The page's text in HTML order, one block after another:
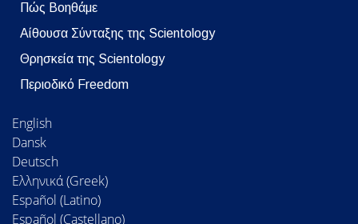
Πώς Βοηθάμε
Αίθουσα Σύνταξης της Scientology
Θρησκεία της Scientology
Περιοδικό Freedom
English
Dansk
Deutsch
Ελληνικά (Greek)
Español (Latino)
Español (Castellano)